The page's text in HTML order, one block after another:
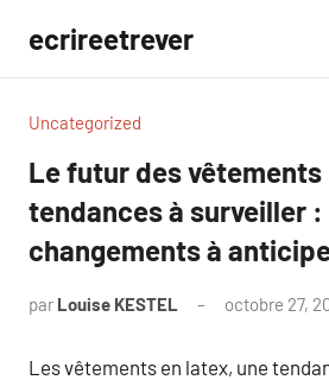
contenu
ecrireetrever
Uncategorized
Le futur des vêtements
tendances à surveiller :
changements à
par Louise KESTEL octobre 27,
Les vêtements en latex, une